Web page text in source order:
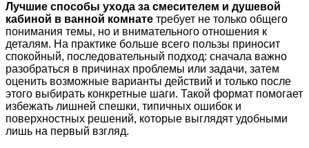
Лучшие способы ухода за смесителем и душевой
кабиной в ванной комнате требует не только общего
понимания темы, но и внимательного отношения к
деталям. На практике больше всего пользы приносит
спокойный, последовательный подход: сначала важно
разобраться в причинах проблемы или задачи, затем
оценить возможные варианты действий и только после
этого выбирать конкретные шаги. Такой формат помогает
избежать лишней спешки, типичных ошибок и
поверхностных решений, которые выглядят удобными
лишь на первый взгляд.